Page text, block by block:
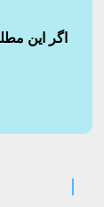
اگر این